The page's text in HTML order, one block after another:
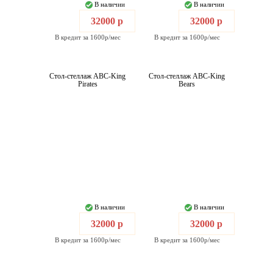
В наличии
32000 р
В кредит за 1600р/мес
В наличии
32000 р
В кредит за 1600р/мес
Стол-стеллаж ABC-King
Pirates
В наличии
32000 р
В кредит за 1600р/мес
Стол-стеллаж ABC-King
Bears
В наличии
32000 р
В кредит за 1600р/мес